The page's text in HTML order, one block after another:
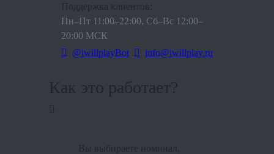
Поддержка клиентов:
Пн–Пт 11:00–22:00, Сб–Вс 12:00–
20:00 МСК
@iwillplayBot
info@iwillplay.ru
Как это работает?
Вы выбираете номинал,